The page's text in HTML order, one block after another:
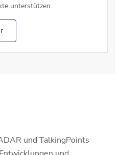
unterstützen.
und TalkingPoints